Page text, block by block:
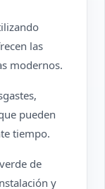
las
modernos.
pueden
tiempo.
de
y